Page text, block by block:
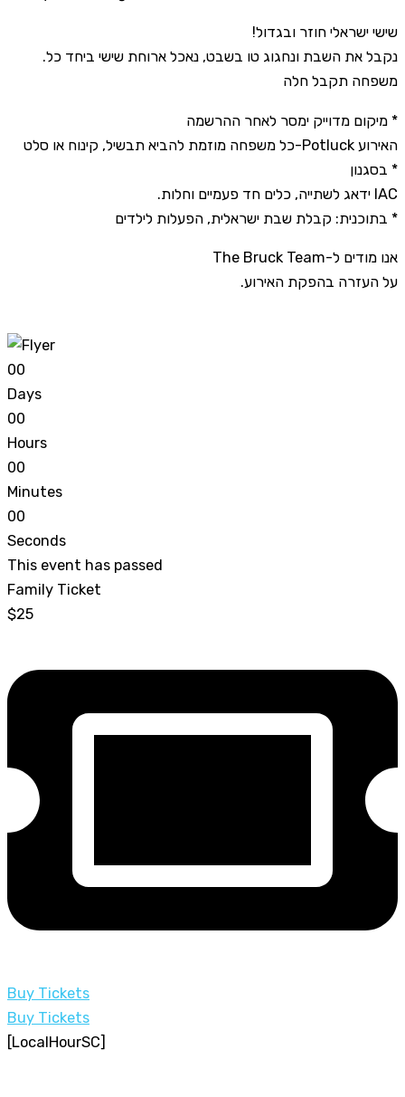
!שישי ישראלי חוזר ובגדול
.נקבל את השבת ונחגוג טו בשבט, נאכל ארוחת שישי ביחד כל
משפחה תקבל חלה
מיקום מדוייק ימסר לאחר ההרשמה *
כל משפחה מוזמת להביא תבשיל, קינוח או סלט-Potluck האירוע
בסגנון *
.ידאג לשתייה, כלים חד פעמיים וחלות IAC
בתוכנית: קבלת שבת ישראלית, הפעלות לילדים *
The Bruck Team-אנו מודים ל
.על העזרה בהפקת האירוע
00
Days
00
Hours
00
Minutes
00
Seconds
This event has passed
Family Ticket
$25
Buy Tickets
Buy Tickets
[LocalHourSC]